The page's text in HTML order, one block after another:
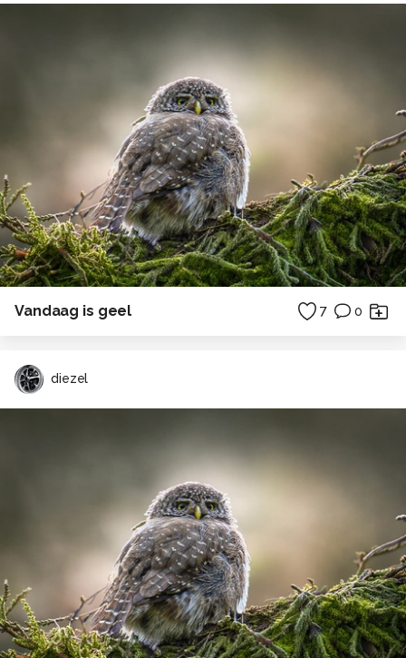
Vandaag is geel 7 0
diezel